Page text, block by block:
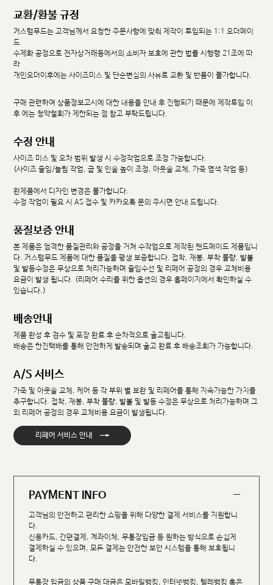
교환/환불 규정
커스텀무드는 고객님께서 요청한 주문사항에 맞춰 제작이 투입되는 1:1 오더메이
드
수제화 공정으로 전자상거래등에서의 소비자 보호에 관한 법률 시행령 21조에 따
라
개인오더이후에는 사이즈미스 및 단순변심의 사유로 교환 및 반품이 불가합니다.
구매 관련하여 상품정보고시에 대한 내용을 안내 후 진행되기 때문에 제작투입 이
후 에는 청약철회가 제한되는 점 참고 부탁드립니다.
수정 안내
사이즈 미스 및 오차 범위 발생 시 수정작업으로 조정 가능합니다.
(사이즈 줄임/늘림 작업, 굽 및 인솔 높이 조정, 아웃솔 교체, 가죽 염색 작업 등)
완제품에서 디자인 변경은 불가합니다.
수정 작업이 필요 시 AS 접수 및 카카오톡 문의 주시면 안내 드립니다.
품질보증 안내
본 제품은 엄격한 품질관리와 공정을 거쳐 수작업으로 제작된 핸드메이드 제품입니
다. 커스텀무드 제품에 대한 품질을 평생 보증합니다. 접착, 재봉, 부착 불량, 발볼
및 발등수정은 무상으로 처리가능하며 줄임수선 및 리페어 공정의 경우 교체비용
요금이 발생 됩니다. (리페어 수리를 위한 옵션의 경우 홈페이지에서 확인하실 수
있습니다.)
배송안내
제품 완성 후 검수 및 포장 완료 후 순차적으로 출고됩니다.
배송은 한진택배를 통해 안전하게 발송되며 출고 완료 후 배송조회가 가능합니다.
A/S 서비스
가죽 및 아웃솔 교체, 케어 등 각 부위 별 보완 및 리페어를 통해 지속가능한 가치를
추구합니다. 접착, 재봉, 부착 불량, 발볼 및 발등 수정은 무상으로 처리가능하며 그
외 리페어 공정의 경우 교체비용 요금이 발생됩니다.
리페어 서비스 안내 →
PAYMENT INFO
고객님의 안전하고 편리한 쇼핑을 위해 다양한 결제 서비스를 지원합니
다.
신용카드, 간편결제, 계좌이체, 무통장입금 등 원하는 방식으로 손쉽게
결제하실 수 있으며, 모든 결제는 안전한 보안 시스템을 통해 보호됩니
다.
무통장 입금의 상품 구매 대금은 모바일뱅킹, 인터넷뱅킹, 텔레뱅킹 혹은